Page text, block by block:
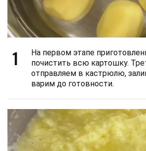
1
На первом этапе
почистить всю картошку.
отправляем в кастрюлю,
варим до готовности.